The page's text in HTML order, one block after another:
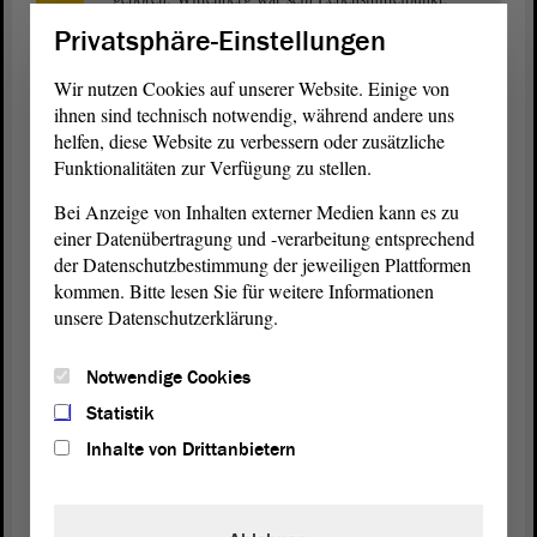
Martin Luther, arbeitete er in der Werkstatt des
nahm auch der Sohn als Ratsherr, Stadtkämmerer und
Bürgermeister eine bedeutende Stellung im
öffentlichen Leben ein. Die väterliche Werkstatt
entwickelte sich unter Leitung des Jüngeren Cranach
„Kunstunternehmen“. Verbunden mit einer Druckerei
war sie der wichtigste Impulsgeber der damaligen
Kunstszene, lieferte farbenprächtige Gemälde von
höchster Qualität und trug den protestantischen
Glauben in die Welt.
Als Maler reformatorischer Altäre und Epitaphien,
Zeichner gab Lucas Cranach der Jüngere der
Reformation ein Gesicht und entwickelte neue
Privatsphäre-Einstellungen
Wir nutzen Cookies auf unserer Website. Einige von
ihnen sind technisch notwendig, während andere uns
helfen, diese Website zu verbessern oder zusätzliche
Funktionalitäten zur Verfügung zu stellen.
Bei Anzeige von Inhalten externer Medien kann es zu
einer Datenübertragung und -verarbeitung entsprechend
der Datenschutzbestimmung der jeweiligen Plattformen
kommen. Bitte lesen Sie für weitere Informationen
unsere Datenschutzerklärung.
Notwendige Cookies
Statistik
Inhalte von Drittanbietern